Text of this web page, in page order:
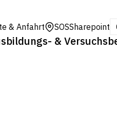
& Anfahrt SOSSharepoint
&